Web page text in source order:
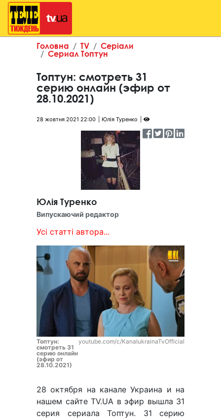
Головна TV
Серіали
Сериал Топтун
Топтун: смотреть 31
серию онлайн (эфир от
28.10.2021)
28 жовтня 2021 22:00 Юлія Туренко
Юлія Туренко
Випускаючий редактор
Усі статті автора...
Топтун:
смотреть 31
серию онлайн
(эфир от
28.10.2021)
youtube.com/c/KanalukrainaTvOfficial
28 октября на канале Украина и на
нашем сайте TV.UA в эфир вышла 31
серия сериала Топтун. 31 серию